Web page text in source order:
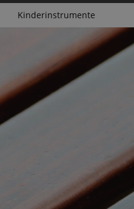
Kinderinstrumente